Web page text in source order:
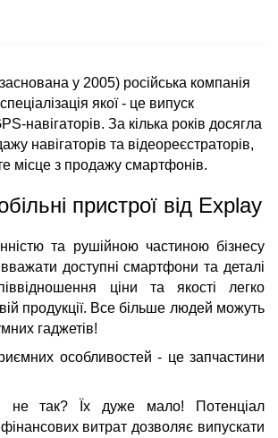
у 2005) російська компанія
якої - це випуск
навігаторів. За кілька років досягла
навігаторів та відеореєстраторів,
місце з продажу смартфонів.
пристрої від Explay
та рушійною частиною бізнесу
доступні смартфони та деталі
ціни та якості легко
продукції. Все більше людей можуть
гаджетів!
особливостей - це запчастини
так? Їх дуже мало! Потенціал
витрат дозволяє випускати